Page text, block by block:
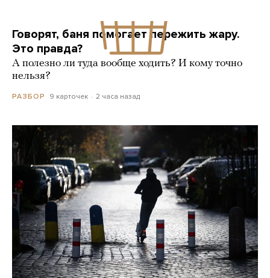
Говорят, баня помогает пережить жару.
Это правда?
А полезно ли туда вообще ходить? И кому точно
нельзя?
РАЗБОР 9 карточек 2 часа назад